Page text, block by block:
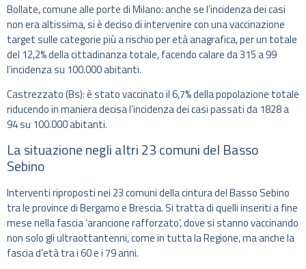
Bollate, comune alle porte di Milano: anche se l’incidenza dei casi
non era altissima, si è deciso di intervenire con una vaccinazione
target sulle categorie più a rischio per età anagrafica, per un totale
del 12,2% della cittadinanza totale, facendo calare da 315 a 99
l’incidenza su 100.000 abitanti.
Castrezzato (Bs): è stato vaccinato il 6,7% della popolazione totale
riducendo in maniera decisa l’incidenza dei casi passati da 1828 a
94 su 100.000 abitanti.
La situazione negli altri 23 comuni del Basso
Sebino
Interventi riproposti nei 23 comuni della cintura del Basso Sebino
tra le province di Bergamo e Brescia. Si tratta di quelli inseriti a fine
mese nella fascia ‘arancione rafforzato’, dove si stanno vaccinando
non solo gli ultraottantenni, come in tutta la Regione, ma anche la
fascia d’età tra i 60 e i 79 anni.